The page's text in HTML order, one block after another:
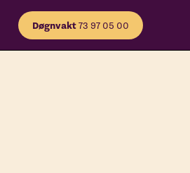
Døgnvakt73 97 05 00